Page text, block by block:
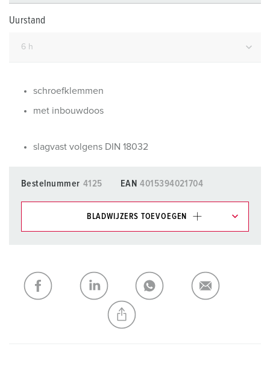
Uurstand
schroefklemmen
met inbouwdoos
slagvast volgens DIN 18032
Bestelnummer 4125 EAN 4015394021704
BLADWIJZERS TOEVOEGEN
Mijn lijst TOEVOEGEN
NIEUW LIJST MAKEN